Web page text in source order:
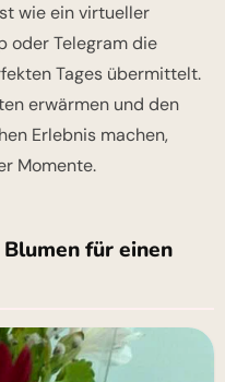
wie ein virtueller
oder Telegram die
Tages übermittelt.
erwärmen und den
Erlebnis machen,
Momente.
für einen